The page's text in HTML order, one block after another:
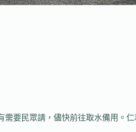
要民眾請，儘快前往取水備用。仁